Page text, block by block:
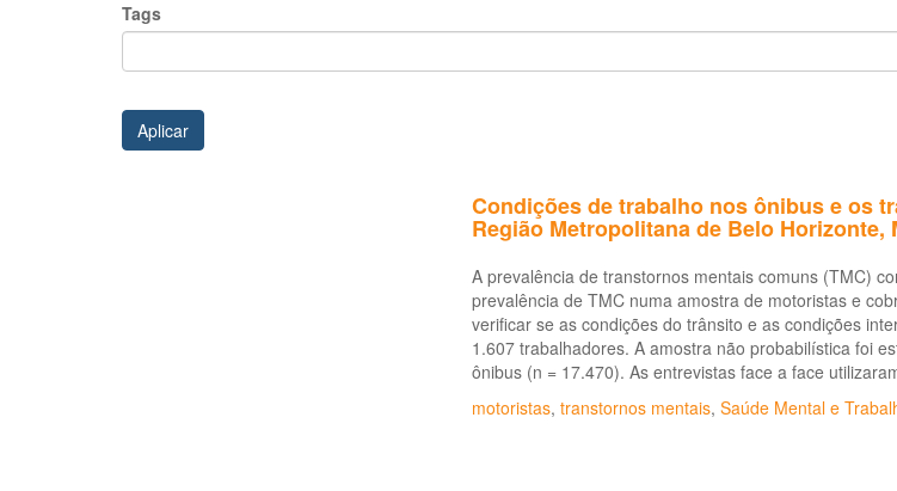
Tags
Aplicar
Condições de trabalho nos ônibus e os
Região Metropolitana de Belo Horizonte,
A prevalência de transtornos mentais comuns (TMC)
prevalência de TMC numa amostra de motoristas e
verificar se as condições do trânsito e as condições
1.607 trabalhadores. A amostra não probabilística foi
ônibus (n = 17.470). As entrevistas face a face
motoristas, transtornos mentais, Saúde Mental e